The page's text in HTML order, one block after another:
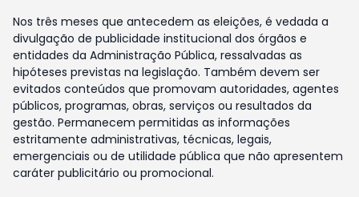
Nos três meses que antecedem as eleições, é vedada a
divulgação de publicidade institucional dos órgãos e
entidades da Administração Pública, ressalvadas as
hipóteses previstas na legislação. Também devem ser
evitados conteúdos que promovam autoridades, agentes
públicos, programas, obras, serviços ou resultados da
gestão. Permanecem permitidas as informações
estritamente administrativas, técnicas, legais,
emergenciais ou de utilidade pública que não apresentem
caráter publicitário ou promocional.